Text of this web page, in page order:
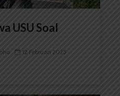
USU Soal
12 Februari 2025